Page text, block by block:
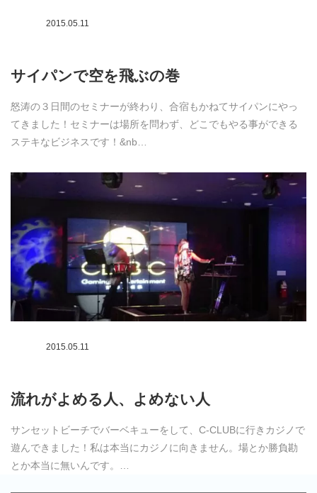
2015.05.11
サイパンで空を飛ぶの巻
怒涛の３日間のセミナーが終わり、合宿もかねてサイパンにやっ
てきました！セミナーは場所を問わず、どこでもやる事ができる
ステキなビジネスです！&nb…
2015.05.11
流れがよめる人、よめない人
サンセットビーチでバーベキューをして、C-CLUBに行きカジノで
遊んできました！私は本当にカジノに向きません。場とか勝負勘
とか本当に無いんです。…